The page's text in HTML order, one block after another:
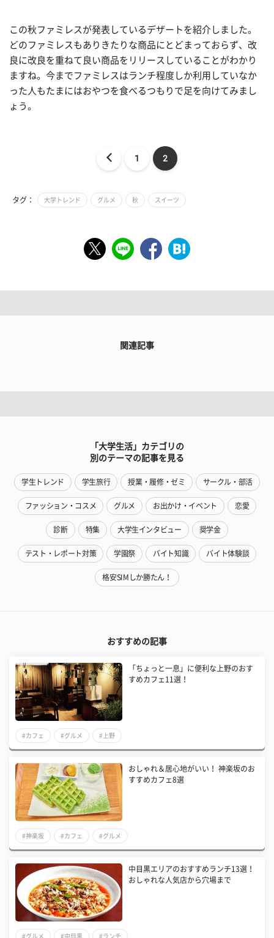
この秋ファミレスが発表しているデザートを紹介しました。
どのファミレスもありきたりな商品にとどまっておらず、改
良に改良を重ねて良い商品をリリースしていることがわかり
ますね。今までファミレスはランチ程度しか利用していなか
った人もたまにはおやつを食べるつもりで足を向けてみまし
ょう。
1 2
タグ： 大学トレンド グルメ 秋 スイーツ
関連記事
「大学生活」カテゴリの
別のテーマの記事を見る
学生トレンド 学生旅行 授業・履修・ゼミ サークル・部活
ファッション・コスメ グルメ お出かけ・イベント 恋愛
診断 特集 大学生インタビュー 奨学金
テスト・レポート対策 学園祭 バイト知識 バイト体験談
格安SIMしか勝たん！
おすすめの記事
「ちょっと一息」に便利な上野のおす
すめカフェ11選！
#カフェ #グルメ #上野
おしゃれ＆居心地がいい！ 神楽坂のお
すすめカフェ8選
#神楽坂 #カフェ #グルメ
中目黒エリアのおすすめランチ13選！
おしゃれな人気店から穴場まで
#グルメ #中目黒 #ランチ